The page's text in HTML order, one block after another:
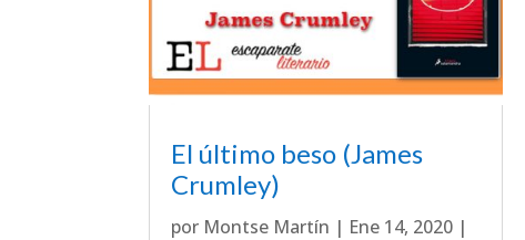
El último beso (James
Crumley)
por Montse Martín | Ene 14, 2020 |